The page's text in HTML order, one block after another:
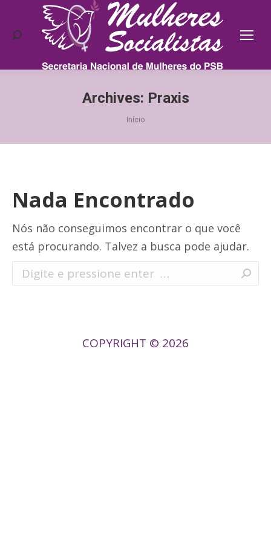
Search:
Archives: Praxis
Você está aqui:
Início
Nada Encontrado
Nós não conseguimos encontrar o que você
está procurando. Talvez a busca pode ajudar.
Search:
COPYRIGHT © 2026